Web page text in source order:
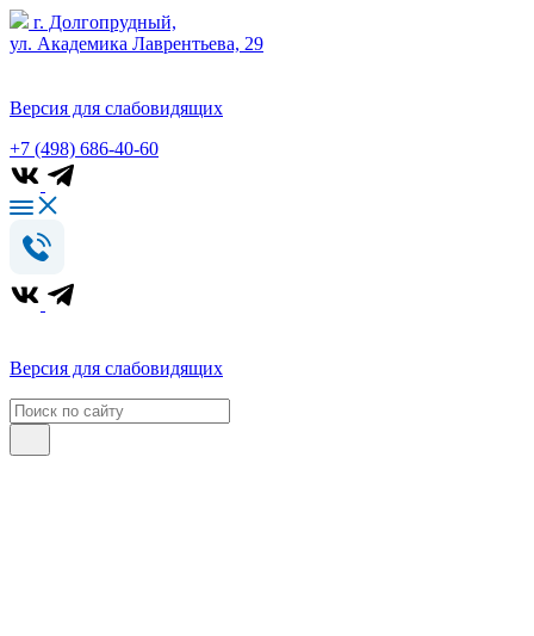
г. Долгопрудный,
ул. Академика Лаврентьева, 29
Версия для слабовидящих
+7 (498) 686-40-60
Версия для слабовидящих